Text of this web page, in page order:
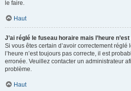
le faire.
Haut
J’ai réglé le fuseau horaire mais l’heure
Si vous êtes certain d’avoir correctement réglé
l’heure n’est toujours pas correcte, il est
erronée. Veuillez contacter un administrateur
problème.
Haut